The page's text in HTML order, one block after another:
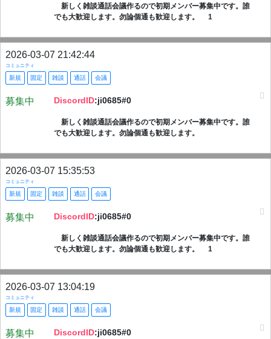
新しく雑談通話会議作るので初期メンバー募集中です。誰
でも大歓迎します。勿論個通も歓迎します。 1
2026-03-07 21:42:44
コミュニティ
新規 固定 雑談 通話 会議
募集中 DiscordID:ji0685#0
新しく雑談通話会議作るので初期メンバー募集中です。誰
でも大歓迎します。勿論個通も歓迎します。
2026-03-07 15:35:53
コミュニティ
新規 固定 雑談 通話 会議
募集中 DiscordID:ji0685#0
新しく雑談通話会議作るので初期メンバー募集中です。誰
でも大歓迎します。勿論個通も歓迎します。 1
2026-03-07 13:04:19
コミュニティ
新規 固定 雑談 通話 会議
募集中 DiscordID:ji0685#0